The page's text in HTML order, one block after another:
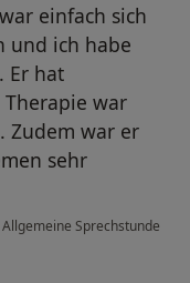
einfach sich
und ich habe
Er hat
war
Zudem war er
sehr
Allgemeine Sprechstunde